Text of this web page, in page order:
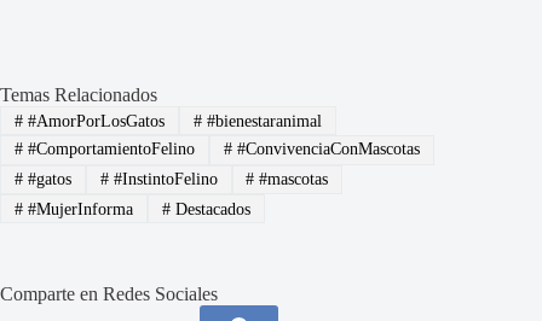
Temas Relacionados
##AmorPorLosGatos ##bienestaranimal
##ComportamientoFelino ##ConvivenciaConMascotas
##gatos ##InstintoFelino # #mascotas
##MujerInforma #Destacados
Comparte en Redes Sociales